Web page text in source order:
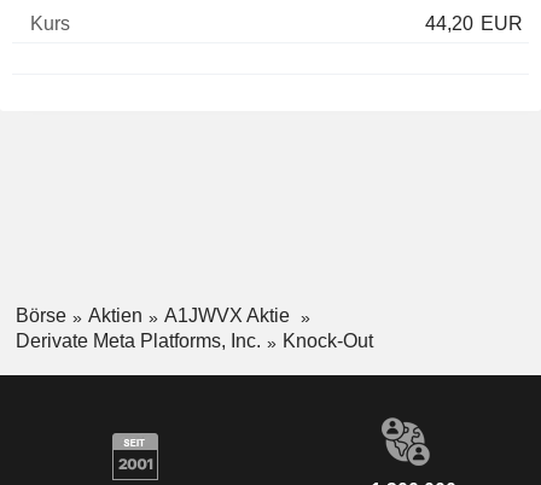
44,20 EUR
Börse Aktien
A1JWVX Aktie
Derivate Meta Platforms, Inc.
Knock-Out